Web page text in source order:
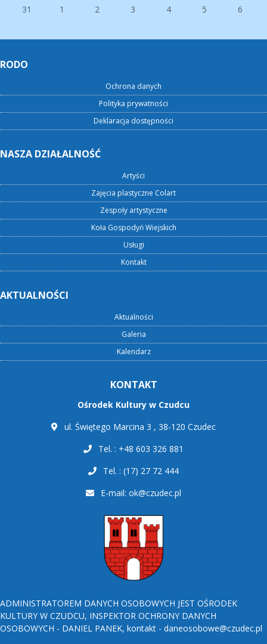
31
1 2 3 4 5 6
RODO
Ochrona danych
Polityka prywatności
Deklaracja dostępności
NASZA DZIAŁALNOŚĆ
Artyści
Zajęcia plastyczne Colart
Zespoły artystyczne
Koła Gospodyń Wiejskich
Usługi
Kontakt
AKTUALNOŚCI
Aktualności
Galeria
Kalendarz
KONTAKT
Ośrodek Kultury w Czudcu
ul. Świętego Marcina 3 , 38-120 Czudec
Tel. : +48 603 326 881
Tel. : (17) 27 72 444
E-mail: ok@czudec.pl
ADMINISTRATOREM DANYCH OSOBOWYCH JEST OŚRODEK
KULTURY W CZUDCU, INSPEKTOR OCHRONY DANYCH
OSOBOWYCH - DANIEL PANEK, kontakt - daneosobowe@czudec.pl